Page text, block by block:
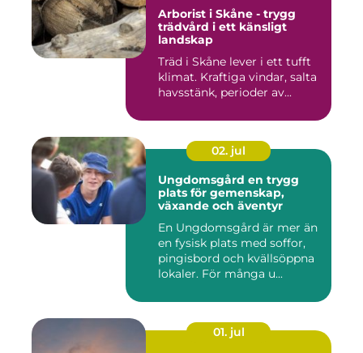
Arborist i Skåne - trygg
trädvård i ett känsligt
landskap
Träd i Skåne lever i ett tufft
klimat. Kraftiga vindar, salta
havsstänk, perioder av...
02. jul
Ungdomsgård en trygg
plats för gemenskap,
växande och äventyr
En Ungdomsgård är mer än
en fysisk plats med soffor,
pingisbord och kvällsöppna
lokaler. För många u...
01. jul